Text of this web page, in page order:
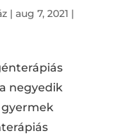
| aug 7, 2021 |
negyedik
gyermek